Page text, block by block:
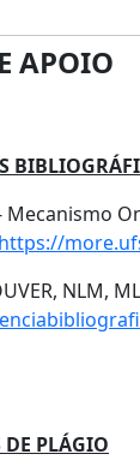
APOIO
Mecanismo
https://
NLM,
DE PLÁGIO